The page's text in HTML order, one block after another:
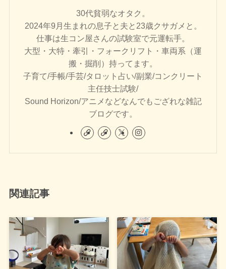
30代貧弱なオタク。
2024年9月生まれの息子と夫と23歳クサガメと。
仕事は生コン屋さんの試験室で元運転手。
大型・大特・牽引・フォークリフト・車両系（運
搬・掘削）持ってます。
子育て/手帳/手芸/タロット占い/副業/コンクリート
主任技士試験/
Sound Horizon/アニメなどなんでもござれな雑記
ブログです。
関連記事